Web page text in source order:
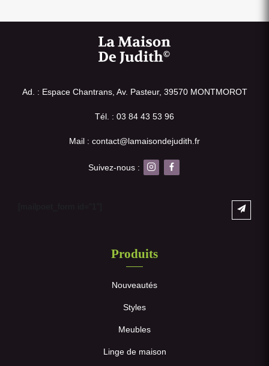
Ad. : Espace Chantrans, Av. Pasteur, 39570 MONTMOROT
Tél. : 03 84 43 53 96
Mail : contact@lamaisondejudith.fr
Suivez-nous :
Produits
Nouveautés
Styles
Meubles
Linge de maison